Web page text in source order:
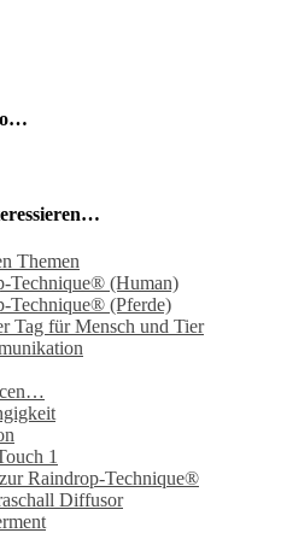
Themen
Technique® (Human)
Technique® (Pferde)
Tag für Mensch und Tier
1
Raindrop-Technique®
Diffusor